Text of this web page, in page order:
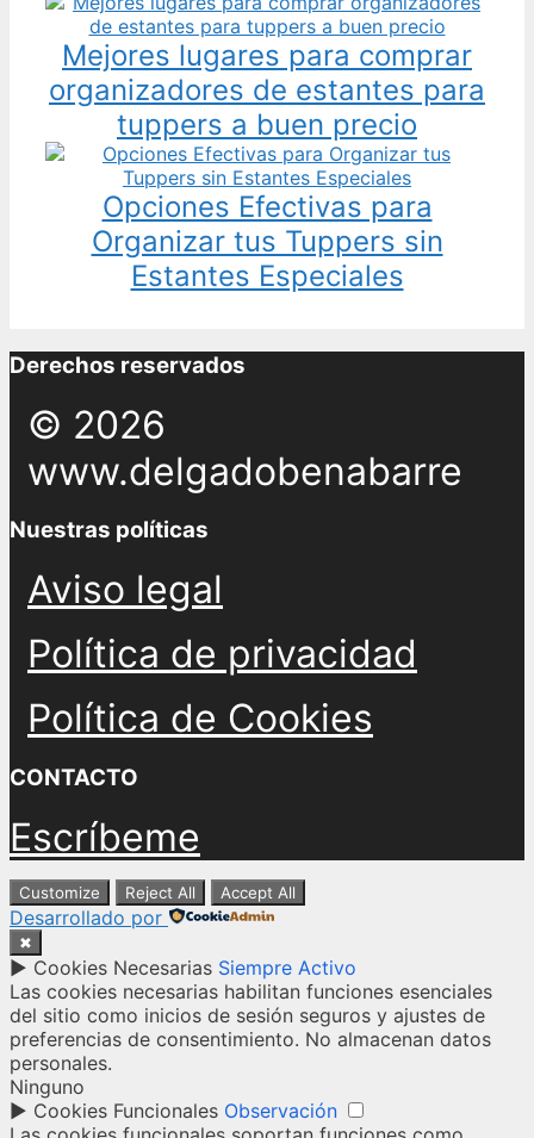
Mejores lugares para comprar
organizadores de estantes para
tuppers a buen precio
Opciones Efectivas para
Organizar tus Tuppers sin
Estantes Especiales
Derechos reservados
© 2026
www.delgadobenabarre
Nuestras políticas
Aviso legal
Política de privacidad
Política de Cookies
CONTACTO
Escríbeme
Customize Reject All Accept All
Desarrollado por
✖
► Cookies Necesarias Siempre Activo
Las cookies necesarias habilitan funciones esenciales
del sitio como inicios de sesión seguros y ajustes de
preferencias de consentimiento. No almacenan datos
personales.
Ninguno
► Cookies Funcionales Observación